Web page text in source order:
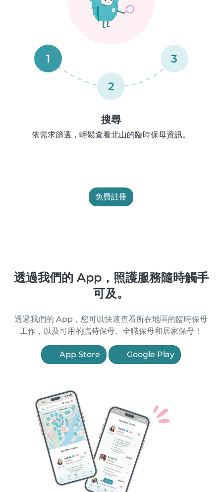
1
2
3
搜尋
依需求篩選，輕鬆查看北山的臨時保母資訊。
免費註冊
透過我們的 App，照護服務隨時觸手
可及。
透過我們的 App，您可以快速查看所在地區的臨時保母
工作，以及可用的臨時保母、全職保母和居家保母！
App Store Google Play